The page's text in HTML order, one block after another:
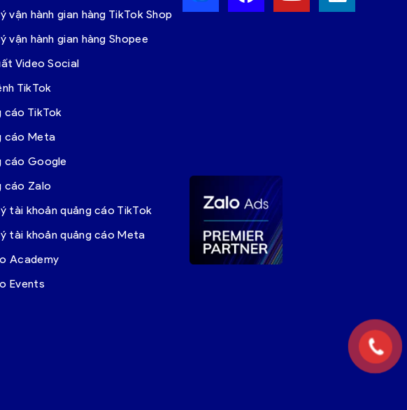
vận hành gian hàng TikTok Shop
vận hành gian hàng Shopee
Video Social
TikTok
cáo TikTok
cáo Meta
cáo Google
cáo Zalo
tài khoản quảng cáo TikTok
tài khoản quảng cáo Meta
Academy
Events